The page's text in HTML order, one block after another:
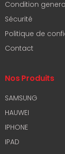
Condition
Sécurité
Politique de
Contact
Nos Produits
SAMSUNG
HAUWEI
IPHONE
IPAD